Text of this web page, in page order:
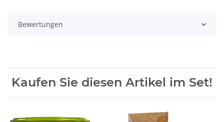
Bewertungen
Kaufen Sie diesen Artikel im Set!